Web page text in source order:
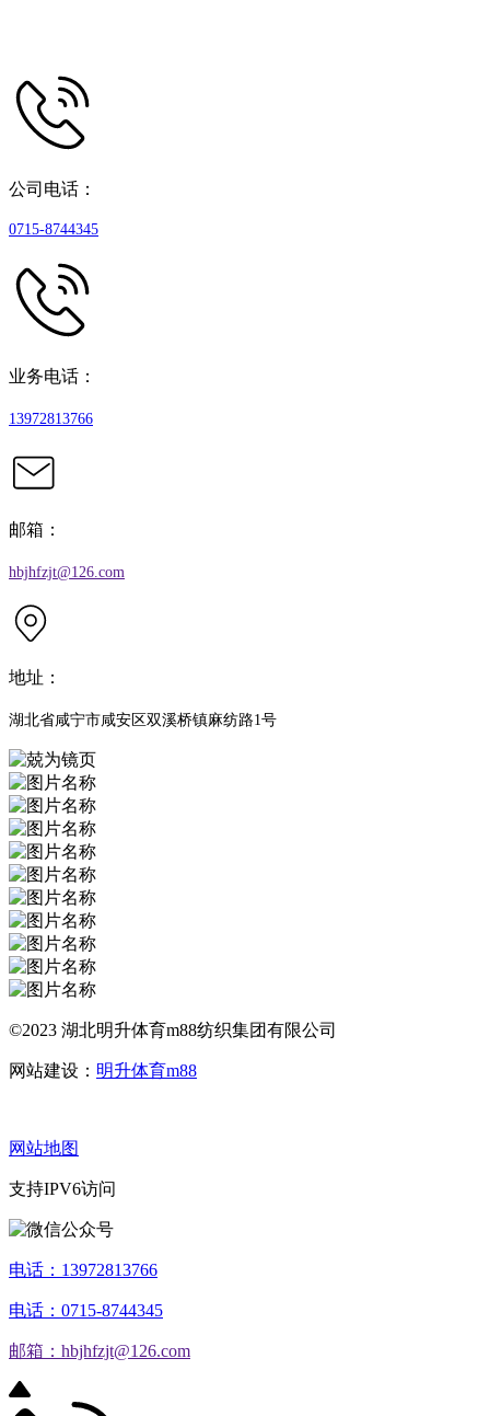
公司电话：
0715-8744345
业务电话：
13972813766
邮箱：
hbjhfzjt@126.com
地址：
湖北省咸宁市咸安区双溪桥镇麻纺路1号
©2023 湖北明升体育m88纺织集团有限公司
网站建设： 明升体育m88
网站地图
支持IPV6访问
电话：13972813766
电话：0715-8744345
邮箱：hbjhfzjt@126.com